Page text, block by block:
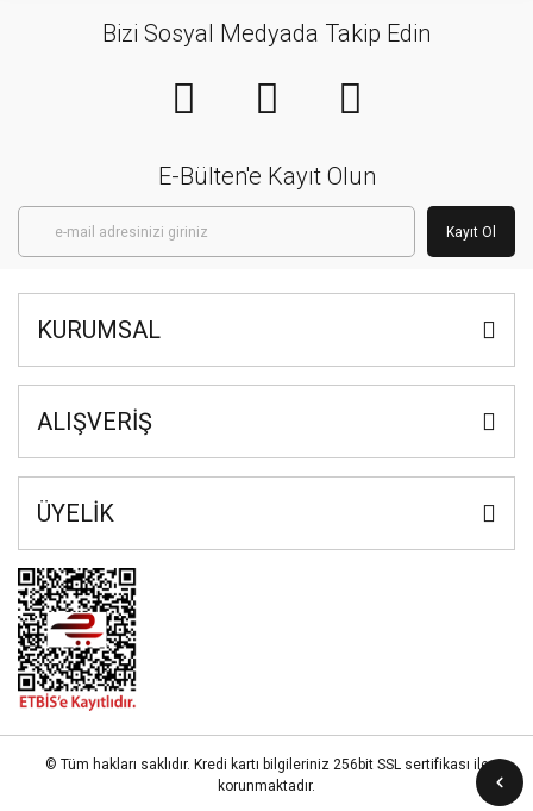
Bizi Sosyal Medyada Takip Edin
E-Bülten'e Kayıt Olun
Kayıt Ol
KURUMSAL
ALIŞVERİŞ
ÜYELİK
© Tüm hakları saklıdır. Kredi kartı bilgileriniz 256bit SSL sertifikası ile
korunmaktadır.